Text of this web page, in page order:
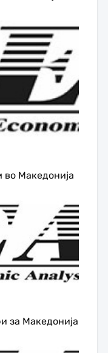
Македонија
за Македонија